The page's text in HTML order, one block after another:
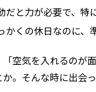
だと力が必要で、特
かくの休日なのに、
「空気を入れるのが
か。そんな時に出会